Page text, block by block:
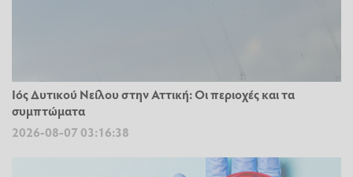
Ιός Δυτικού Νείλου στην Αττική: Οι περιοχές και τα
συμπτώματα
2026-08-07 03:16:38